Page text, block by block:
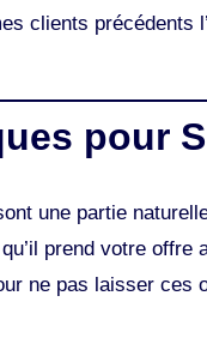
clients précédents
pour
une partie
prend votre
ne pas laisser ces